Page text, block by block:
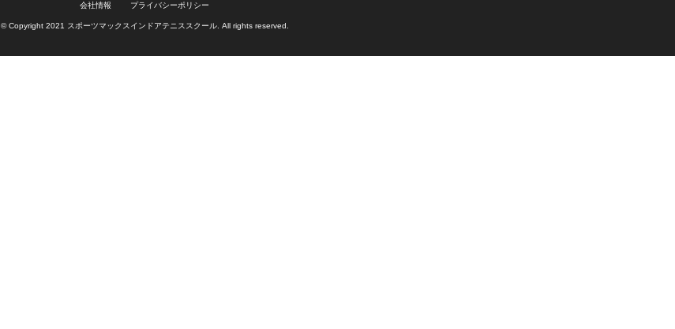
会社情報 プライバシーポリシー
© Copyright 2021 スポーツマックスインドアテニススクール. All rights reserved.